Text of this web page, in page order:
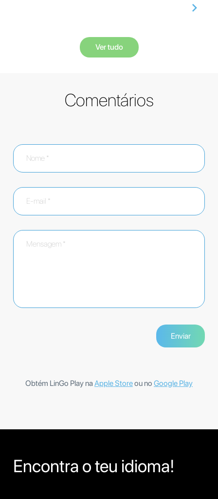
Ver tudo
Comentários
Obtém LinGo Play naApple Storeou no Google Play
Encontra o teu idioma!